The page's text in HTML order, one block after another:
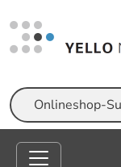
Suche